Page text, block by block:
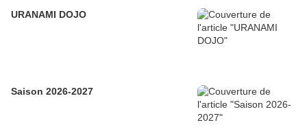
URANAMI DOJO
Saison 2026-2027